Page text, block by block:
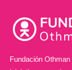
Fundación